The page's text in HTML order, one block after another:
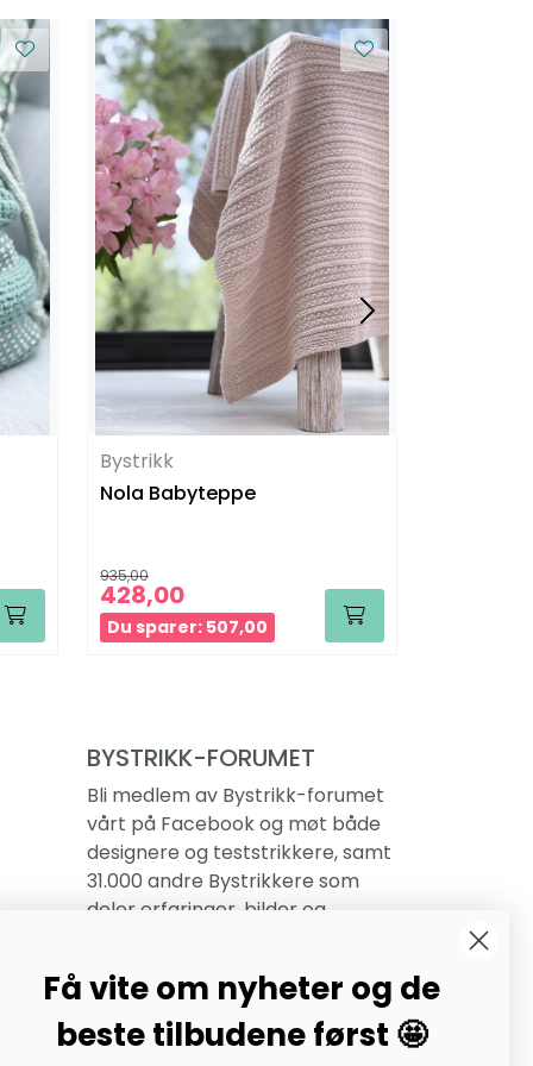
Bystrikk
Nola Babyteppe
935,00
428,00
Du sparer: 507,00
BYSTRIKK-FORUMET
Bli medlem av Bystrikk-forumet
vårt på Facebook og møt både
designere og teststrikkere, samt
31.000 andre Bystrikkere som
deler erfaringer, bilder og
Bli medlem her.
Få vite om nyheter og de
beste tilbudene først 🤩